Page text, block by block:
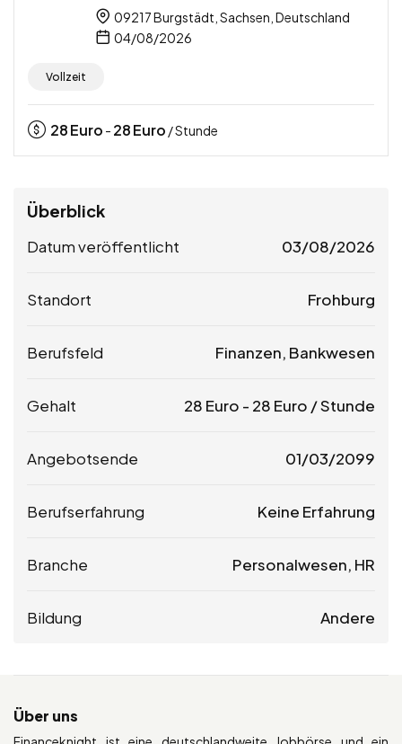
09217 Burgstädt, Sachsen, Deutschland
04/08/2026
Vollzeit
28Euro - 28Euro / Stunde
Überblick
Datum veröffentlicht 03/08/2026
Standort Frohburg
Berufsfeld Finanzen, Bankwesen
Gehalt 28 Euro - 28 Euro / Stunde
Angebotsende 01/03/2099
Berufserfahrung Keine Erfahrung
Branche Personalwesen, HR
Bildung Andere
Über uns